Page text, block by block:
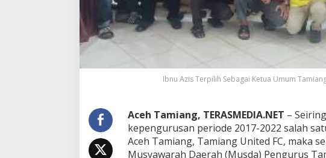
m
u
m
T
i
U
n
i
t
Ibnu Azis Terpilih Sebagai Ketua Umum
Aceh Tamiang, TERASMEDIA.NET –
kepengurusan periode 2017-2022 salah
Aceh Tamiang, Tamiang United FC, maka
Musyawarah Daerah (Musda) Pengurus